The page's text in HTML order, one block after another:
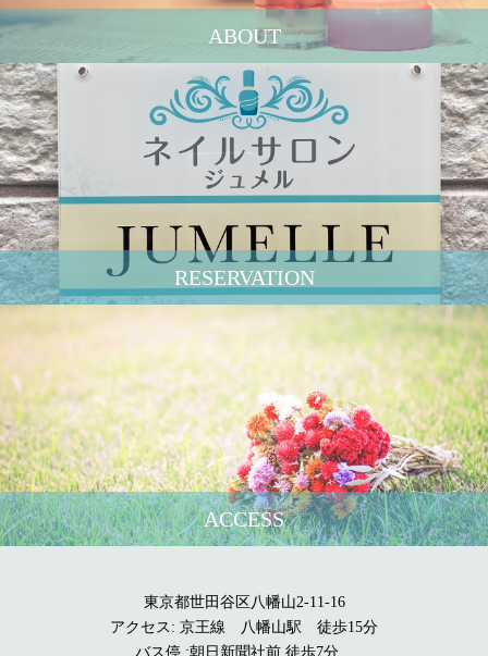
ABOUT
RESERVATION
ACCESS
東京都世田谷区八幡山2-11-16
アクセス: 京王線 八幡山駅 徒歩15分
バス停 :朝日新聞社前 徒歩7分